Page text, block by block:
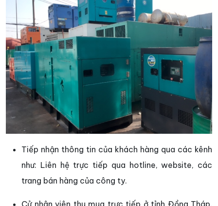
Tiếp nhận thông tin của khách hàng qua các kênh
như: Liên hệ trực tiếp qua hotline, website, các
trang bán hàng của công ty.